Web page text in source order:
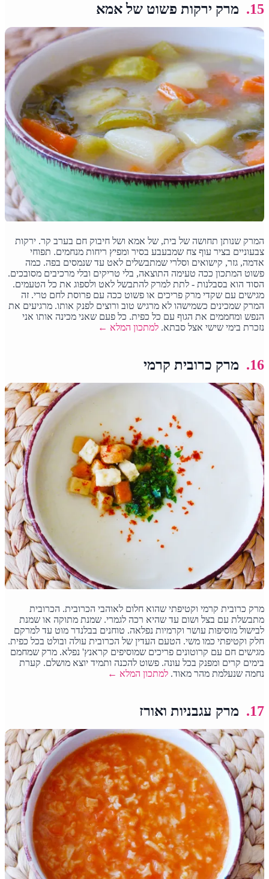
15. מרק ירקות פשוט של אמא
המרק שנותן תחושה של בית, של אמא ושל חיבוק חם בערב קר. ירקות
צבעוניים בציר עוף צח שמבעבע בסיר ומפיץ ריחות מנחמים. תפוחי
אדמה, גזר, קישואים וסלרי שמתבשלים לאט עד שנמסים בפה. כמה
פשוט המתכון ככה טעימה התוצאה, בלי טריקים ובלי מרכיבים מסובכים.
הסוד הוא בסבלנות - לתת למרק להתבשל לאט ולספוג את כל הטעמים.
מגישים עם שקדי מרק פריכים או פשוט ככה עם פרוסת לחם טרי. זה
המרק שמכינים כשמישהו לא מרגיש טוב ורוצים לפנק אותו. מרגיעים את
הנפש ומחממים את הגוף עם כל כפית. כל פעם שאני מכינה אותו אני
נזכרת בימי שישי אצל סבתא.למתכון המלא ←
16. מרק כרובית קרמי
מרק כרובית קרמי וקטיפתי שהוא חלום לאוהבי הכרובית. הכרובית
מתבשלת עם בצל ושום עד שהיא רכה לגמרי. שמנת מתוקה או שמנת
לבישול מוסיפות עושר וקרמיות נפלאה. טוחנים בבלנדר מוט עד למרקם
חלק וקטיפתי כמו משי. הטעם העדין של הכרובית עולה ובולט בכל כפית.
מגישים חם עם קרוטונים פריכים שמוסיפים קראנץ' נפלא. מרק שמחמם
בימים קרים ומפנק בכל עונה. פשוט להכנה ותמיד יוצא מושלם. קערת
נחמה שנעלמת מהר מאוד.למתכון המלא ←
17. מרק עגבניות ואורז